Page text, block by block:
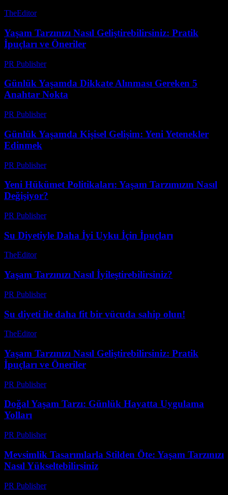
TheEditor-
Yaşam Tarzınızı Nasıl Geliştirebilirsiniz: Pratik
İpuçları ve Öneriler
PR Publisher-
Günlük Yaşamda Dikkate Alınması Gereken 5
Anahtar Nokta
PR Publisher-
Günlük Yaşamda Kişisel Gelişim: Yeni Yetenekler
Edinmek
PR Publisher-
Yeni Hükümet Politikaları: Yaşam Tarzımızın Nasıl
Değişiyor?
PR Publisher-
Su Diyetiyle Daha İyi Uyku İçin İpuçları
TheEditor-
Yaşam Tarzınızı Nasıl İyileştirebilirsiniz?
PR Publisher-
Su diyeti ile daha fit bir vücuda sahip olun!
TheEditor-
Yaşam Tarzınızı Nasıl Geliştirebilirsiniz: Pratik
İpuçları ve Öneriler
PR Publisher-
Doğal Yaşam Tarzı: Günlük Hayatta Uygulama
Yolları
PR Publisher-
Mevsimlik Tasarımlarla Stilden Öte: Yaşam Tarzınızı
Nasıl Yükseltebilirsiniz
PR Publisher-